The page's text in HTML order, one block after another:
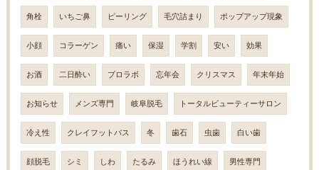
角栓 いちご鼻 ピーリング 毛穴詰まり ポップアップ現象
小顔 コラーゲン 痛い 保湿 学割 安い 効果
お酒 二日酔い プロラボ 忘年会 クリスマス 年末年始
お知らせ メンズ専門 岐阜脱毛 トータルビューティーサロン
冷え性 クレイフットバス 冬 歯石 虫歯 白い歯
顔脱毛 シミ しわ たるみ ほうれい線 男性専門